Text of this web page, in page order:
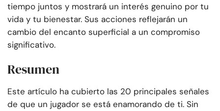
tiempo juntos y mostrará un interés genuino por tu
vida y tu bienestar. Sus acciones reflejarán un
cambio del encanto superficial a un compromiso
significativo.
Resumen
Este artículo ha cubierto las 20 principales señales
de que un jugador se está enamorando de ti. Sin